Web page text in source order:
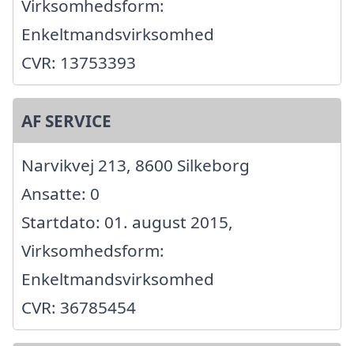
Virksomhedsform:
Enkeltmandsvirksomhed
CVR: 13753393
AF SERVICE
Narvikvej 213, 8600 Silkeborg
Ansatte: 0
Startdato: 01. august 2015,
Virksomhedsform:
Enkeltmandsvirksomhed
CVR: 36785454